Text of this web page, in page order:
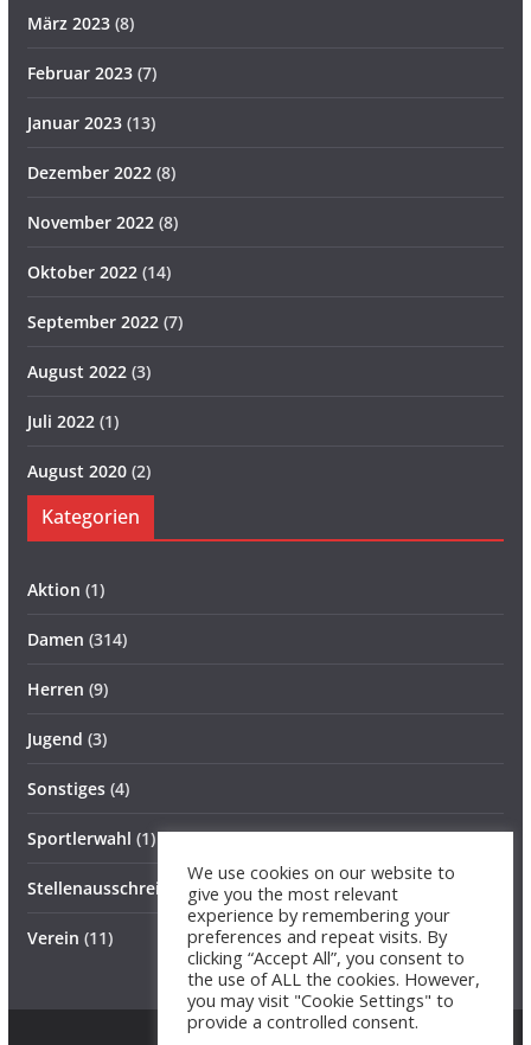
März 2023(8)
Februar 2023(7)
Januar 2023(13)
Dezember 2022(8)
November 2022(8)
Oktober 2022(14)
September 2022(7)
August 2022(3)
Juli 2022(1)
August 2020(2)
Kategorien
Aktion (1)
Damen (314)
Herren (9)
Jugend (3)
Sonstiges(4)
Sportlerwahl (1)
Stellenausschreibung(1)
Verein (11)
We use cookies on our website to
give you the most relevant
experience by remembering your
preferences and repeat visits. By
clicking “Accept All”, you consent to
the use of ALL the cookies. However,
you may visit "Cookie Settings" to
provide a controlled consent.